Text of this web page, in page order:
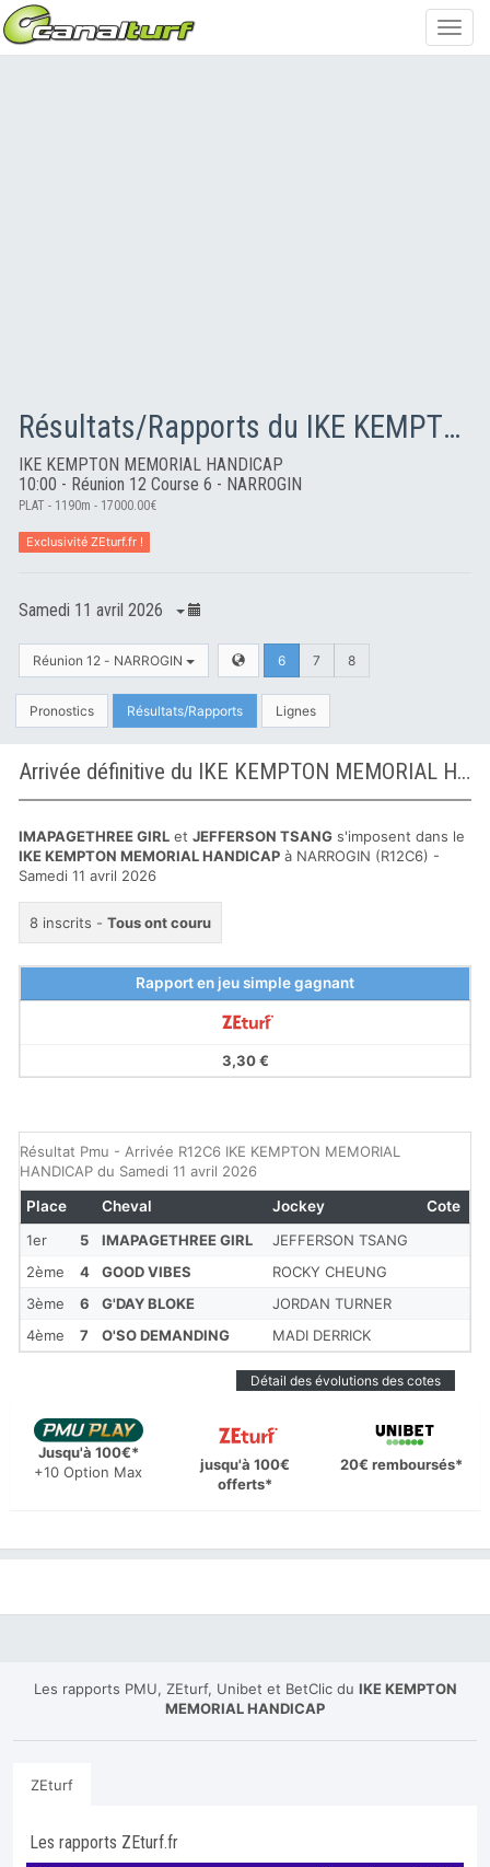
Résultats/Rapports du IKE KEMPTON MEMORIAL HANDICAP
IKE KEMPTON MEMORIAL HANDICAP
10:00 - Réunion 12 Course 6 - NARROGIN
PLAT - 1190m - 17000.00€
Exclusivité ZEturf.fr !
Samedi 11 avril 2026
Réunion 12 - NARROGIN 6 7 8
Pronostics Résultats/Rapports Lignes
Arrivée définitive du IKE KEMPTON MEMORIAL HANDICAP à NARROGIN
IMAPAGETHREE GIRL et JEFFERSON TSANG s'imposent dans le
IKE KEMPTON MEMORIAL HANDICAP à NARROGIN (R12C6) -
Samedi 11 avril 2026
8 inscrits - Tous ont couru
Rapport en jeu simple gagnant
3,30 €
Résultat Pmu - Arrivée R12C6 IKE KEMPTON MEMORIAL
HANDICAP du Samedi 11 avril 2026
1er 5 IMAPAGETHREE GIRL
JEFFERSON TSANG
2ème
4 GOOD VIBES
ROCKY CHEUNG
3ème
6 G'DAY BLOKE
JORDAN TURNER
4ème
7 O'SO DEMANDING MADI DERRICK
Place Cheval Jockey Cote
Détail des évolutions des cotes
Jusqu'à 100€*
+10 Option Max
jusqu'à 100€
offerts*
20€ remboursés*
Les rapports PMU, ZEturf, Unibet et BetClic du IKE KEMPTON
MEMORIAL HANDICAP
ZEturf
Les rapports ZEturf.fr